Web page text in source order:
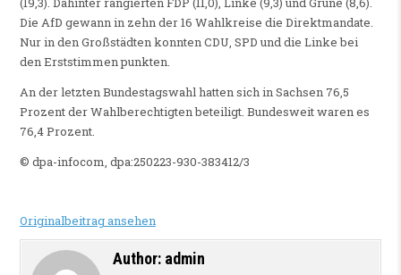
Die AfD gewann in zehn der 16 Wahlkreise die Direktmandate.
Nur in den Großstädten konnten CDU, SPD und die Linke bei
den Erststimmen punkten.
An der letzten Bundestagswahl hatten sich in Sachsen 76,5
Prozent der Wahlberechtigten beteiligt. Bundesweit waren es
76,4 Prozent.
© dpa-infocom, dpa:250223-930-383412/3
Originalbeitrag ansehen
Author: admin